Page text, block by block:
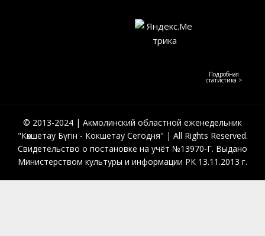
Подробная
статистика >
© 2013-2024 | Акмолинский областной еженедельник
"Көкшетау Бүгін - Кокшетау Сегодня" | All Rights Reserved.
Свидетельство о постановке на учёт №13970-Г. Выдано
Министерством культуры и информации РК 13.11.2013 г.